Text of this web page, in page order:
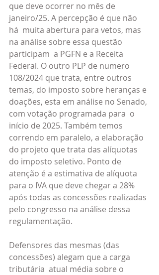
que deve ocorrer no mês de
janeiro/25. A percepção é que não
há  muita abertura para vetos, mas
na análise sobre essa questão
participam  a PGFN e a Receita
Federal. O outro PLP de numero
108/2024 que trata, entre outros
temas, do imposto sobre heranças e
doações, esta em análise no Senado,
com votação programada para  o
início de 2025. Também temos
correndo em paralelo, a elaboração
do projeto que trata das alíquotas
do imposto seletivo. Ponto de
atenção é a estimativa de alíquota
para o IVA que deve chegar a 28%
após todas as concessões realizadas
pelo congresso na análise dessa
regulamentação.
Defensores das mesmas (das
concessões) alegam que a carga
tributária  atual média sobre o